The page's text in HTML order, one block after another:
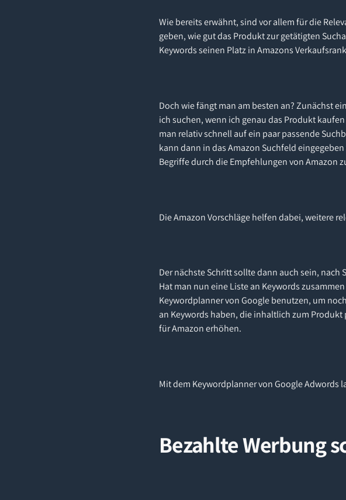
Wie bereits erwähnt, sind vor allem für die
geben, wie gut das Produkt zur getätigten
Keywords seinen Platz in Amazons
Doch wie fängt man am besten an? Zunächst
ich suchen, wenn ich genau das Produkt
man relativ schnell auf ein paar passende
kann dann in das Amazon Suchfeld
Begriffe durch die Empfehlungen von Amazon
Die Amazon Vorschläge helfen dabei, weitere
Der nächste Schritt sollte dann auch sein,
Hat man nun eine Liste an Keywords
Keywordplanner von Google benutzen, um
an Keywords haben, die inhaltlich zum
für Amazon erhöhen.
Mit dem Keywordplanner von Google Adwords
Bezahlte Werbung